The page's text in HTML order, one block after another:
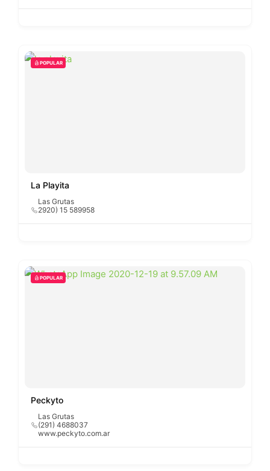
POPULAR
La Playita
Las Grutas
2920) 15 589958
POPULAR
Peckyto
Las Grutas
(291) 4688037
www.peckyto.com.ar